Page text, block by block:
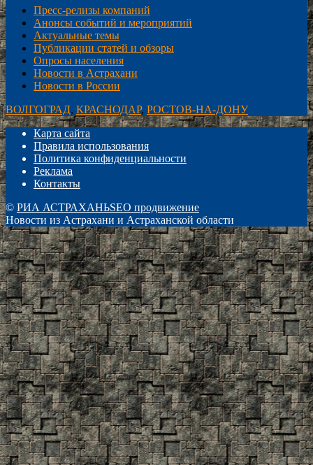
Пресс-релизы компаний
Анонсы событий и мероприятий
Актуальные темы
Публикации статей и обзоры
Опросы населения
Новости в Астрахани
Новости в России
ВОЛГОГРАД, КРАСНОДАР, РОСТОВ-НА-ДОНУ
Карта сайта
Правила использования
Политика конфиденциальности
Реклама
Контакты
© РИА АСТРАХАНЬSEO продвижение
Новости из Астрахани и Астраханской области